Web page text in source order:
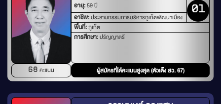
อายุ:59 ปี
อาชีพ:ประธานกรรมการบริหารภูเก็ตพัฒนาเมือง
01
พื้นที่:ภูเก็ต
การศึกษา:ปริญญาตรี
68 คะแนน ผู้สมัครที่ได้คะแนนสูงสุด (ตัวเต็ง สว. 67)